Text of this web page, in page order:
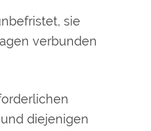
sie
verbunden
diejenigen